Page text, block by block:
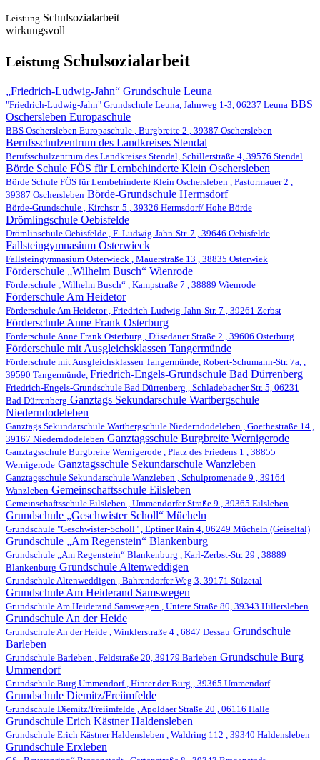
Leistung Schulsozialarbeit
wirkungsvoll
Leistung Schulsozialarbeit
„Friedrich-Ludwig-Jahn“ Grundschule Leuna
"Friedrich-Ludwig-Jahn" Grundschule Leuna, Jahnweg 1-3, 06237 Leuna BBS
Oschersleben Europaschule
BBS Oschersleben Europaschule , Burgbreite 2 , 39387 Oschersleben
Berufsschulzentrum des Landkreises Stendal
Berufsschulzentrum des Landkreises Stendal, Schillerstraße 4, 39576 Stendal
Börde Schule FÖS für Lernbehinderte Klein Oschersleben
Börde Schule FÖS für Lernbehinderte Klein Oschersleben , Pastormauer 2 ,
39387 Oschersleben Börde-Grundschule Hermsdorf
Börde-Grundschule , Kirchstr. 5 , 39326 Hermsdorf/ Hohe Börde
Drömlingschule Oebisfelde
Drömlinschule Oebisfelde , F.-Ludwig-Jahn-Str. 7 , 39646 Oebisfelde
Fallsteingymnasium Osterwieck
Fallsteingymnasium Osterwieck , Mauerstraße 13 , 38835 Osterwiek
Förderschule „Wilhelm Busch“ Wienrode
Förderschule „Wilhelm Busch“ , Kampstraße 7 , 38889 Wienrode
Förderschule Am Heidetor
Förderschule Am Heidetor , Friedrich-Ludwig-Jahn-Str. 7 , 39261 Zerbst
Förderschule Anne Frank Osterburg
Förderschule Anne Frank Osterburg , Düsedauer Straße 2 , 39606 Osterburg
Förderschule mit Ausgleichsklassen Tangermünde
Förderschule mit Ausgleichsklassen Tangermünde, Robert-Schumann-Str. 7a, ,
39590 Tangermünde, Friedrich-Engels-Grundschule Bad Dürrenberg
Friedrich-Engels-Grundschule Bad Dürrenberg , Schladebacher Str. 5, 06231
Bad Dürrenberg Ganztags Sekundarschule Wartbergschule
Niederndodeleben
Ganztags Sekundarschule Wartbergschule Niederndodeleben , Goethestraße 14 ,
39167 Niederndodeleben Ganztagsschule Burgbreite Wernigerode
Ganztagsschule Burgbreite Wernigerode , Platz des Friedens 1 , 38855
Wernigerode Ganztagsschule Sekundarschule Wanzleben
Ganztagsschule Sekundarschule Wanzleben , Schulpromenade 9 , 39164
Wanzleben Gemeinschaftsschule Eilsleben
Gemeinschaftsschule Eilsleben , Ummendorfer Straße 9 , 39365 Eilsleben
Grundschule „Geschwister Scholl“ Mücheln
Grundschule "Geschwister-Scholl" , Eptiner Rain 4, 06249 Mücheln (Geiseltal)
Grundschule „Am Regenstein“ Blankenburg
Grundschule „Am Regenstein“ Blankenburg , Karl-Zerbst-Str. 29 , 38889
Blankenburg Grundschule Altenweddigen
Grundschule Altenweddigen , Bahrendorfer Weg 3, 39171 Sülzetal
Grundschule Am Heiderand Samswegen
Grundschule Am Heiderand Samswegen , Untere Straße 80, 39343 Hillersleben
Grundschule An der Heide
Grundschule An der Heide , Winklerstraße 4 , 6847 Dessau Grundschule
Barleben
Grundschule Barleben , Feldstraße 20, 39179 Barleben Grundschule Burg
Ummendorf
Grundschule Burg Ummendorf , Hinter der Burg , 39365 Ummendorf
Grundschule Diemitz/Freiimfelde
Grundschule Diemitz/Freiimfelde , Apoldaer Straße 20 , 06116 Halle
Grundschule Erich Kästner Haldensleben
Grundschule Erich Kästner Haldensleben , Waldring 112 , 39340 Haldensleben
Grundschule Erxleben